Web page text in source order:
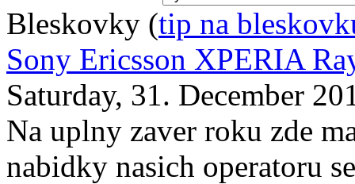
Bleskovky (tip na
Sony Ericsson XPERIA
Saturday, 31. December
Na uplny zaver roku zde
nabidky nasich operatoru